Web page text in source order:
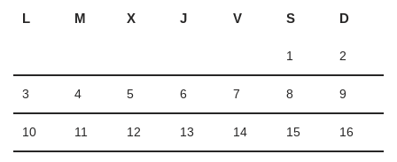
L
M X J V S D
1 2
3 4 5 6 7 8 9
10 11 12 13 14 15 16